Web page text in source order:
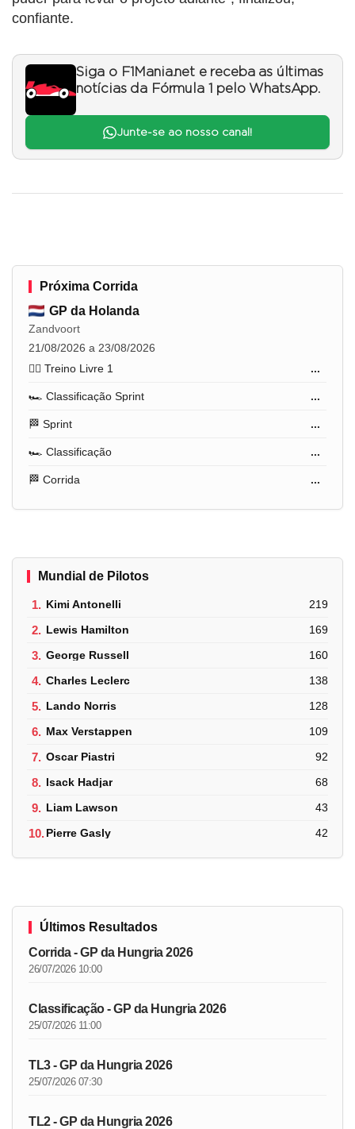
confiante.
Siga o F1Mania.net e receba as últimas
notícias da Fórmula 1 pelo WhatsApp.
Junte-se ao nosso canal!
Próxima Corrida
GP da Holanda
Zandvoort
21/08/2026 a 23/08/2026
🏋️‍♂️ Treino Livre 1
...
🏎️ Classificação Sprint ...
🏁 Sprint ...
🏎️ Classificação ...
🏁 Corrida ...
Mundial de Pilotos
1. Kimi Antonelli 219
2. Lewis Hamilton 169
3. George Russell 160
4. Charles Leclerc 138
5. Lando Norris 128
6. Max Verstappen 109
7. Oscar Piastri 92
8. Isack Hadjar 68
9. Liam Lawson 43
10.Pierre Gasly 42
Últimos Resultados
Corrida - GP da Hungria 2026
26/07/2026 10:00
Classificação - GP da Hungria 2026
25/07/2026 11:00
TL3 - GP da Hungria 2026
25/07/2026 07:30
TL2 - GP da Hungria 2026